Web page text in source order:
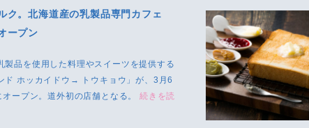
ク。北海道産の乳製品専門カフェ
ープン
製品を使用した料理やスイーツを提供する
ド ホッカイドウ→ トウキョウ」が、3月6
オープン。道外初の店舗となる。続きを読